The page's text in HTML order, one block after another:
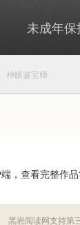
未成年保
神眼鉴宝师
，查看完整作品
黑岩阅读网支持第